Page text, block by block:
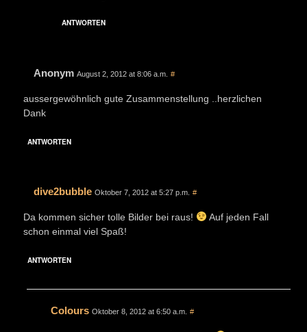
ANTWORTEN
Anonym August 2, 2012 at 8:06 a.m. #
aussergewöhnlich gute Zusammenstellung ..herzlichen
Dank
ANTWORTEN
dive2bubble Oktober 7, 2012 at 5:27 p.m. #
Da kommen sicher tolle Bilder bei raus!
Auf jeden Fall
schon einmal viel Spaß!
ANTWORTEN
Colours Oktober 8, 2012 at 6:50 a.m. #